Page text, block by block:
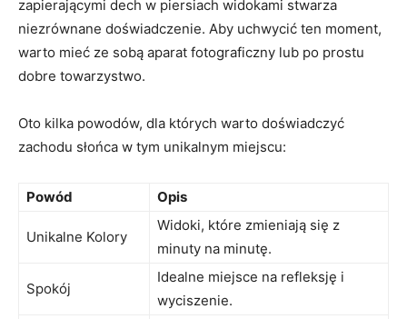
zapierającymi dech w piersiach widokami stwarza
niezrównane doświadczenie. Aby uchwycić ten moment,
warto mieć ze sobą aparat fotograficzny lub po prostu
dobre towarzystwo.
Oto kilka powodów, dla których warto doświadczyć
zachodu słońca w tym unikalnym miejscu:
Powód Opis
Unikalne Kolory
Widoki, które zmieniają się z
minuty na minutę.
Spokój
Idealne miejsce na refleksję i
wyciszenie.